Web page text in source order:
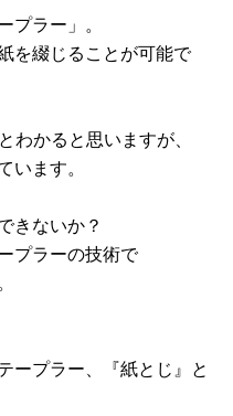
プラー」。
を綴じることが可能で
わかると思いますが、
います。
きないか？
プラーの技術で
ープラー、『紙とじ』と